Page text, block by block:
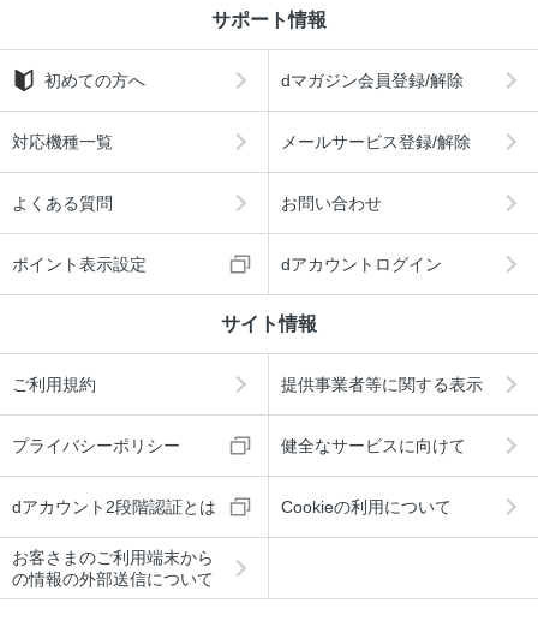
サポート情報
初めての方へ dマガジン会員登録/解除
対応機種一覧 メールサービス登録/解除
よくある質問 お問い合わせ
ポイント表示設定 dアカウントログイン
サイト情報
ご利用規約 提供事業者等に関する表示
プライバシーポリシー 健全なサービスに向けて
dアカウント2段階認証とは Cookieの利用について
お客さまのご利用端末から
の情報の外部送信について